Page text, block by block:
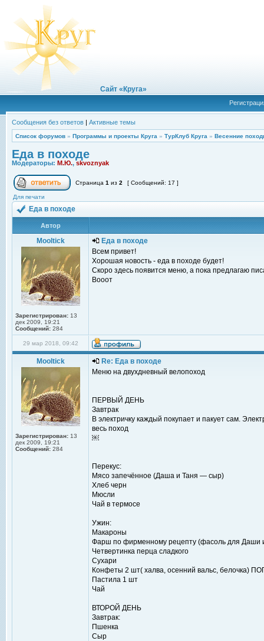
Сайт «Круга»
Сообщения без ответов | Активные темы
Список форумов » Программы и проекты Круга » ТурКлуб Круга » Весенние
Еда в походе
Модераторы: М.Ю.,skvoznyak
Страница 1 из 2 [ Сообщений: 17 ]
Для печати
Еда в походе
Автор
Mooltick
Зарегистрирован: 13
дек 2009, 19:21
Сообщений: 284
Еда в походе
Всем привет!
Хорошая новость - еда в походе будет!
Скоро здесь появится меню, а пока предлагаю
Вооот
29 мар 2018, 09:42
Mooltick
Зарегистрирован: 13
дек 2009, 19:21
Сообщений: 284
Re: Еда в походе
Меню на двухдневный велопоход
ПЕРВЫЙ ДЕНЬ
Завтрак
В электричку каждый покупает и пакует сам.
весь поход
￼
Перекус:
Мясо запечённое (Даша и Таня — сыр)
Хлеб черн
Мюсли
Чай в термосе
Ужин:
Макароны
Фарш по фирменному рецепту (фасоль для Даши
Четвертинка перца сладкого
Сухари
Конфеты 2 шт( халва, осенний вальс, белочка)
Пастила 1 шт
Чай
ВТОРОЙ ДЕНЬ
Завтрак:
Пшенка
Сыр